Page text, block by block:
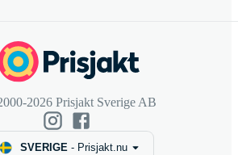
2026 Prisjakt Sverige AB
SVERIGE- Prisjakt.nu